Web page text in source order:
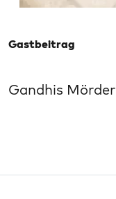
Gastbeitrag
Gandhis Mörder